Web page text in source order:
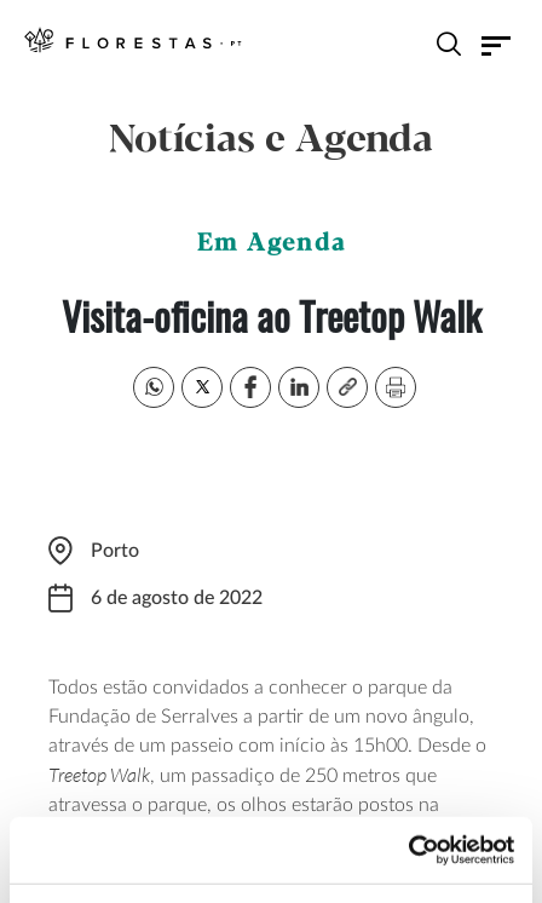
Notícias e Agenda
Em Agenda
Visita-oficina ao Treetop Walk
Porto
6 de agosto de 2022
Todos estão convidados a conhecer o parque da
Fundação de Serralves a partir de um novo ângulo,
através de um passeio com início às 15h00. Desde o
Treetop Walk, um passadiço de 250 metros que
atravessa o parque, os olhos estarão postos na
natureza, nas folhas, nos ramos e nas copas das
árvores e na biodiversidade que albergam, nas aves e
nos seus ninhos. Inscreva-se gratuitamente até às